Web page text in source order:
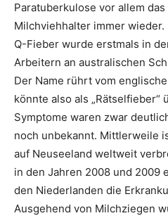
Paratuberkulose vor allem
Milchviehhalter immer wieder.
Q-Fieber wurde erstmals in
Arbeitern an australischen
Der Name rührt vom
könnte also als „Rätselfieber“
Symptome waren zwar
noch unbekannt. Mittlerweile
auf Neuseeland weltweit
in den Jahren 2008 und 2009
den Niederlanden die
Ausgehend von Milchziegen